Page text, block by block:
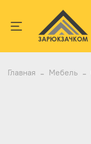
Главная Мебель